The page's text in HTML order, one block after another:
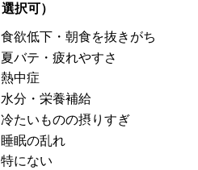
選択可）
食欲低下・朝食を抜きがち
夏バテ・疲れやすさ
熱中症
水分・栄養補給
冷たいものの摂りすぎ
睡眠の乱れ
特にない